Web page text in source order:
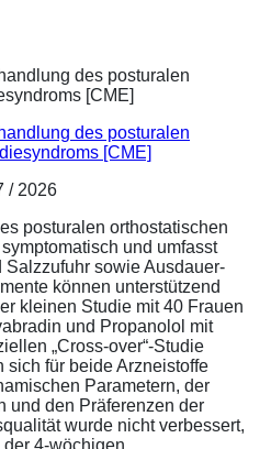
des posturalen
[CME]
/ 2026
posturalen orthostatischen
und umfasst
sowie Ausdauer-
können unterstützend
kleinen Studie mit 40 Frauen
und Propanolol mit
„Cross-over“-Studie
für beide Arzneistoffe
Parametern, der
und den Präferenzen der
wurde nicht verbessert,
4-wöchigen